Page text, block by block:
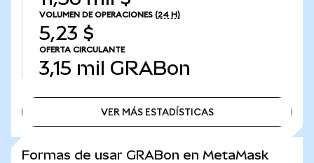
VOLUMEN DE OPERACIONES (24 H)
5,23 $
OFERTA CIRCULANTE
3,15 mil GRABon
VER MÁS ESTADÍSTICAS
Formas de usar GRABon en MetaMask